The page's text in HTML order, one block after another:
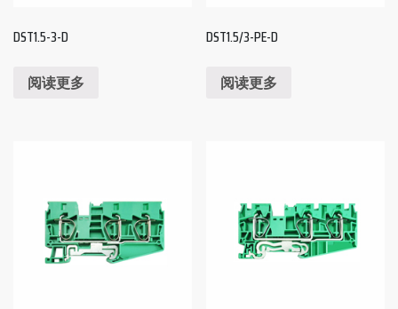
DST1.5-3-D
阅读更多
DST1.5/3-PE-D
阅读更多